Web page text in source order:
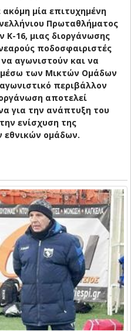
μία επιτυχημένη
Πρωταθλήματος
Κ-16, μιας διοργάνωσης
ποδοσφαιριστές
αγωνιστούν και να
μέσω των Μικτών Ομάδων
περιβάλλον
αποτελεί
για την ανάπτυξη του
ενίσχυση της
εθνικών ομάδων.